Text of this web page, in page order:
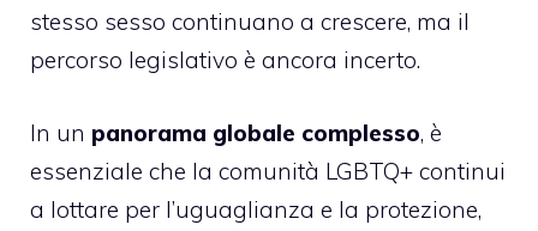
stesso sesso continuano a crescere, ma il
percorso legislativo è ancora incerto.
In un panorama globale complesso, è
essenziale che la comunità LGBTQ+ continui
a lottare per l’uguaglianza e la protezione,